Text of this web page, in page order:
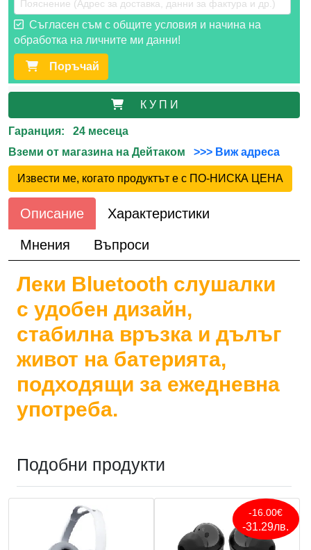
Съгласен съм с общите условия и начина на
обработка на личните ми данни!
Поръчай
К У П И
Гаранция: 24 месеца
Вземи от магазина на Дейтаком
>>> Виж адреса
Извести ме, когато продуктът е с ПО-НИСКА ЦЕНА
Описание Характеристики
Мнения Въпроси
Леки Bluetooth слушалки
с удобен дизайн,
стабилна връзка и дълъг
живот на батерията,
подходящи за ежедневна
употреба.
Подобни продукти
-16.00€
-31.29лв.